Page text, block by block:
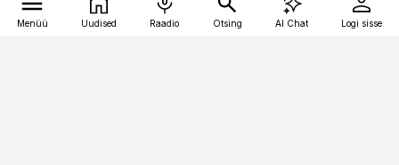
Menüü Uudised Raadio Otsing AI Chat Logi sisse